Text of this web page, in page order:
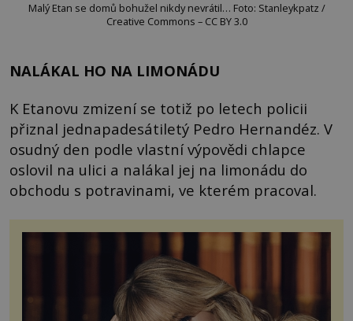
Malý Etan se domů bohužel nikdy nevrátil… Foto: Stanleykpatz /
Creative Commons – CC BY 3.0
NALÁKAL HO NA LIMONÁDU
K Etanovu zmizení se totiž po letech policii
přiznal jednapadesátiletý Pedro Hernandéz. V
osudný den podle vlastní výpovědi chlapce
oslovil na ulici a nalákal jej na limonádu do
obchodu s potravinami, ve kterém pracoval.